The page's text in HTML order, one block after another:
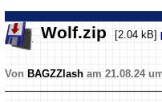
Wolf.zip [2.04 kB]
Von BAGZZlash am 21.08.24